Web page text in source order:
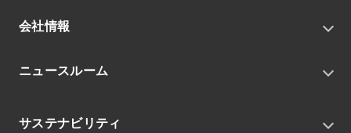
会社情報
会社概要
中期経営戦略
ニュースルーム
トピックス
サステナビリティ